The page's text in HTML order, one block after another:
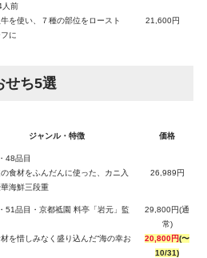
人前
を使い、７種の部位をロースト
に
21,600円
せち5選
ジャンル・特徴 価格
48品目
食材をふんだんに使った、カニ入
華海鮮三段重
26,989円
51品目・京都祗園 料亭「岩元」監
を惜しみなく盛り込んだ“海の幸お
29,800円(通
常)
20,800円(〜
10/31)